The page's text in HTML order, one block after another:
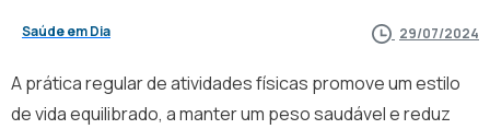
Saúde em Dia 29/07/2024
A prática regular de atividades físicas promove um estilo
de vida equilibrado, a manter um peso saudável e reduz